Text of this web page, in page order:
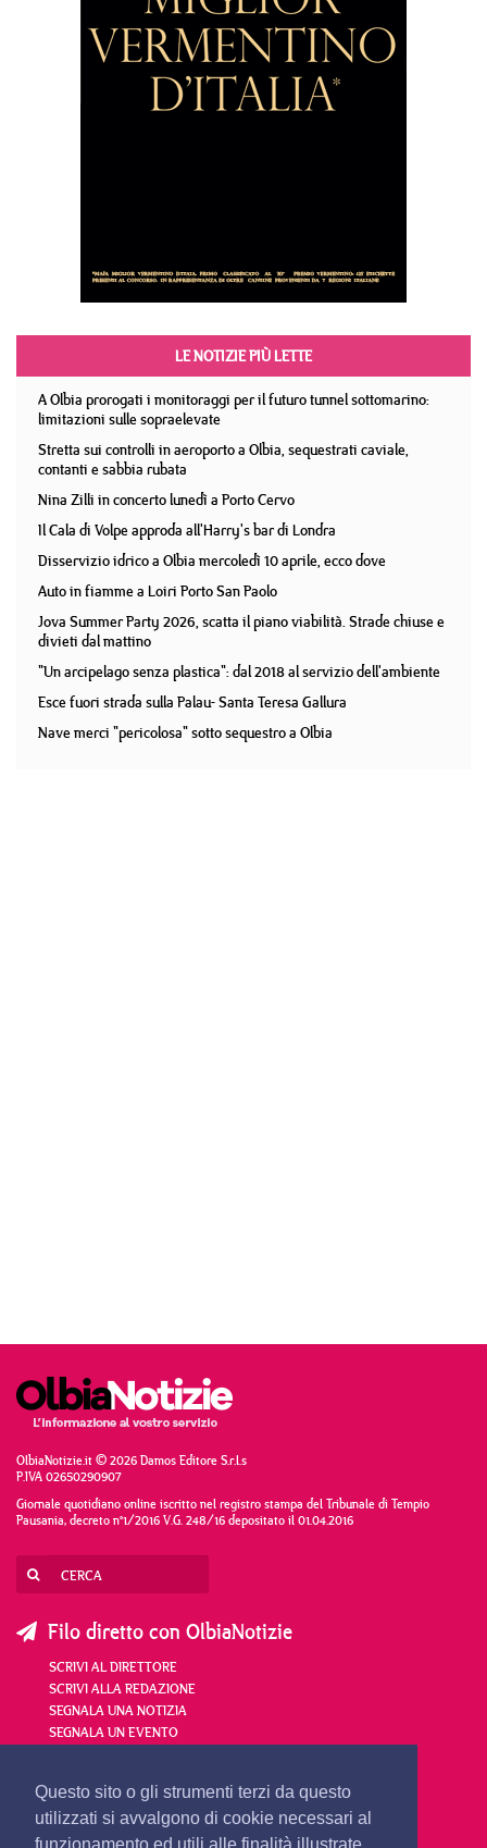
Questo sito o gli strumenti terzi da questo
utilizzati si avvalgono di cookie necessari al
LE NOTIZIE PIÙ LETTE
A Olbia prorogati i monitoraggi per il futuro tunnel sottomarino:
limitazioni sulle sopraelevate
Stretta sui controlli in aeroporto a Olbia, sequestrati caviale,
contanti e sabbia rubata
Nina Zilli in concerto lunedì a Porto Cervo
Il Cala di Volpe approda all'Harry's bar di Londra
Disservizio idrico a Olbia mercoledì 10 aprile, ecco dove
Auto in fiamme a Loiri Porto San Paolo
Jova Summer Party 2026, scatta il piano viabilità. Strade chiuse e
divieti dal mattino
"Un arcipelago senza plastica": dal 2018 al servizio dell'ambiente
Esce fuori strada sulla Palau- Santa Teresa Gallura
Nave merci "pericolosa" sotto sequestro a Olbia
OlbiaNotizie.it © 2026 Damos Editore S.r.l.s
P.IVA 02650290907
Giornale quotidiano online iscritto nel registro stampa del Tribunale di Tempio
Pausania, decreto n°1/2016 V.G. 248/16 depositato il 01.04.2016
Filo diretto con OlbiaNotizie
SCRIVI AL DIRETTORE
SCRIVI ALLA REDAZIONE
SEGNALA UNA NOTIZIA
SEGNALA UN EVENTO
redazione@olbianotizie.it